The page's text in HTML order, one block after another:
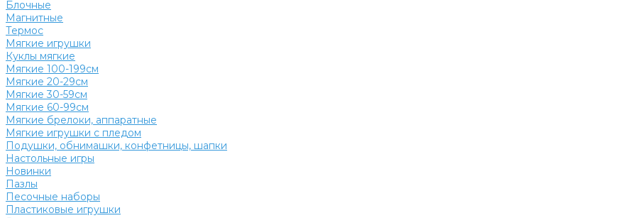
Блочные
Магнитные
Термос
Мягкие игрушки
Куклы мягкие
Мягкие 100-199см
Мягкие 20-29см
Мягкие 30-59см
Мягкие 60-99см
Мягкие брелоки, аппаратные
Мягкие игрушки с пледом
Подушки, обнимашки, конфетницы, шапки
Настольные игры
Новинки
Пазлы
Песочные наборы
Пластиковые игрушки